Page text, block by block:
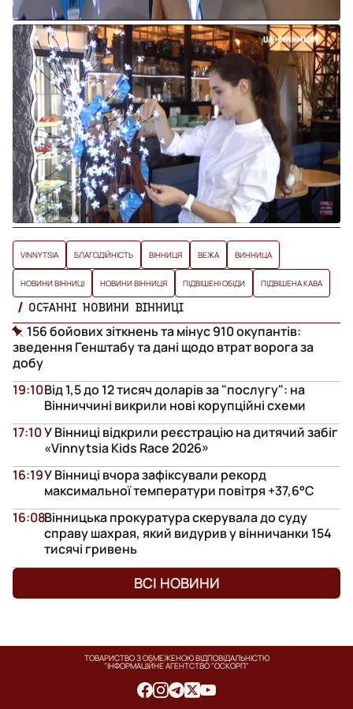
VINNYTSIA БЛАГОДІЙНІСТЬ ВІННИЦЯ ВЕЖА ВИННИЦА
НОВИНИ ВІННИЦІ НОВИНИ ВІННИЦЯ ПІДВІШЕНІ ОБІДИ ПІДВІШЕНА КАВА
ОСТАННІ НОВИНИ ВІННИЦІ
156 бойових зіткнень та мінус 910 окупантів:
зведення Генштабу та дані щодо втрат ворога за
добу
Від 1,5 до 12 тисяч доларів за "послугу": на
Вінниччині викрили нові корупційні схеми
19:10
У Вінниці відкрили реєстрацію на дитячий забіг
«Vinnytsia Kids Race 2026»
17:10
У Вінниці вчора зафіксували рекорд
максимальної температури повітря +37,6°С
16:19
Вінницька прокуратура скерувала до суду
справу шахрая, який видурив у вінничанки 154
тисячі гривень
16:08
ВСІ НОВИНИ
ТОВАРИСТВО З ОБМЕЖЕНОЮ ВІДПОВІДАЛЬНІСТЮ
"ІНФОРМАЦІЙНЕ АГЕНТСТВО "ОСКОРП"